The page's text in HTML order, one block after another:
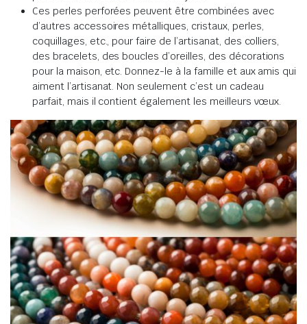
Ces perles perforées peuvent être combinées avec
d’autres accessoires métalliques, cristaux, perles,
coquillages, etc., pour faire de l’artisanat, des colliers,
des bracelets, des boucles d’oreilles, des décorations
pour la maison, etc. Donnez-le à la famille et aux amis qui
aiment l’artisanat. Non seulement c’est un cadeau
parfait, mais il contient également les meilleurs vœux.